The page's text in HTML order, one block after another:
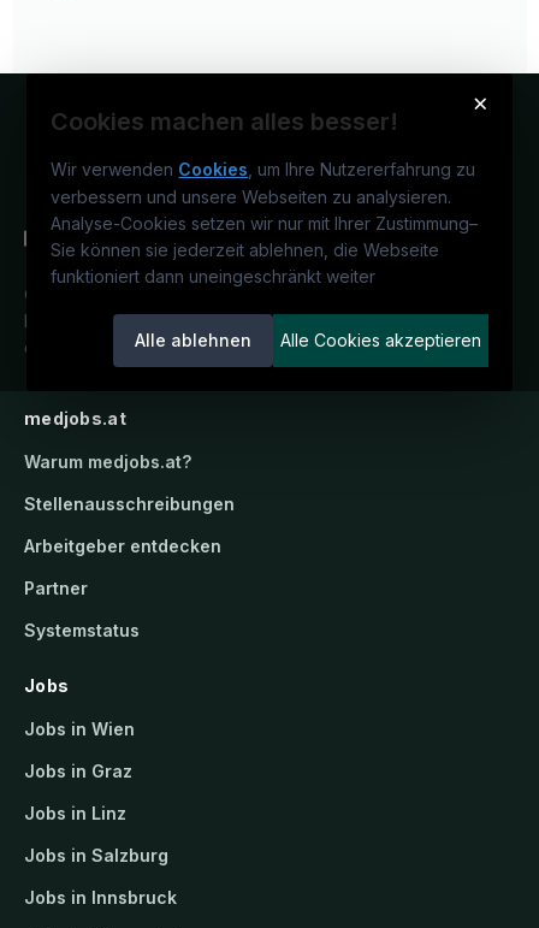
×
Cookies machen alles besser!
Wir verwenden Cookies , um Ihre Nutzererfahrung zu
verbessern und unsere Webseiten zu analysieren.
Analyse-Cookies setzen wir nur mit Ihrer Zustimmung–
Sie können sie jederzeit ablehnen, die Webseite
funktioniert dann uneingeschränkt weiter
Alle ablehnen Alle Cookies akzeptieren
Österreichs medizinisches
Karriereportal.Ein Service der
candidatis GmbH.
medjobs.at
Warum medjobs.at?
Stellenausschreibungen
Arbeitgeber entdecken
Partner
Systemstatus
Jobs
Jobs in Wien
Jobs in Graz
Jobs in Linz
Jobs in Salzburg
Jobs in Innsbruck